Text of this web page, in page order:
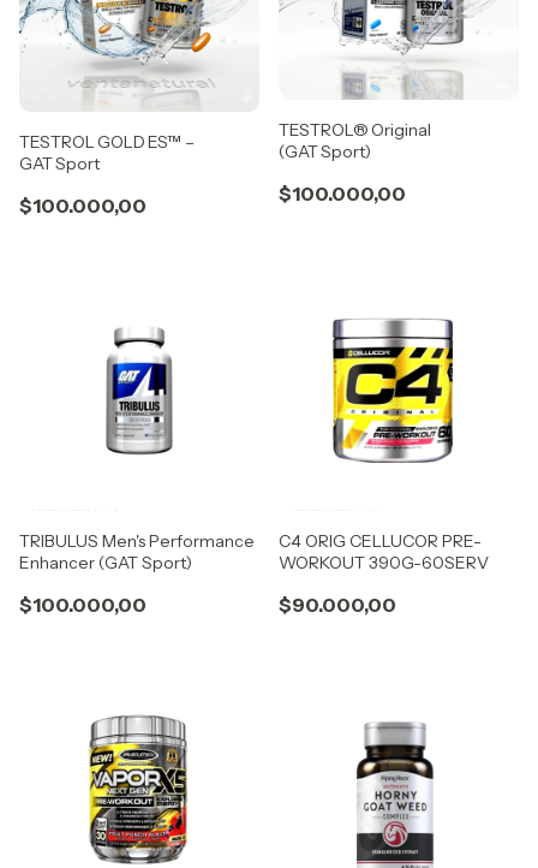
TESTROL GOLD ES™ –
GAT Sport
$100.000,00
TESTROL® Original
(GAT Sport)
$100.000,00
TRIBULUS Men's Performance
Enhancer (GAT Sport)
$100.000,00
C4 ORIG CELLUCOR PRE-
WORKOUT 390G-60SERV
$90.000,00